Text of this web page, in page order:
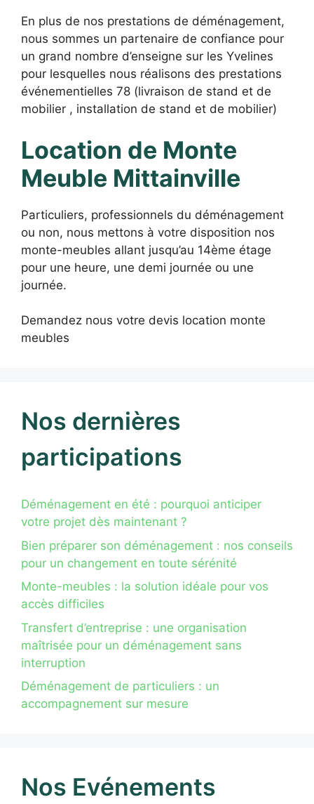
En plus de nos prestations de déménagement,
nous sommes un partenaire de confiance pour
un grand nombre d’enseigne sur les Yvelines
pour lesquelles nous réalisons des prestations
événementielles 78 (livraison de stand et de
mobilier , installation de stand et de mobilier)
Location de Monte
Meuble Mittainville
Particuliers, professionnels du déménagement
ou non, nous mettons à votre disposition nos
monte-meubles allant jusqu’au 14ème étage
pour une heure, une demi journée ou une
journée.
Demandez nous votre devis location monte
meubles
Nos dernières
participations
Déménagement en été : pourquoi anticiper
votre projet dès maintenant ?
Bien préparer son déménagement : nos conseils
pour un changement en toute sérénité
Monte-meubles : la solution idéale pour vos
accès difficiles
Transfert d’entreprise : une organisation
maîtrisée pour un déménagement sans
interruption
Déménagement de particuliers : un
accompagnement sur mesure
Nos Evénements